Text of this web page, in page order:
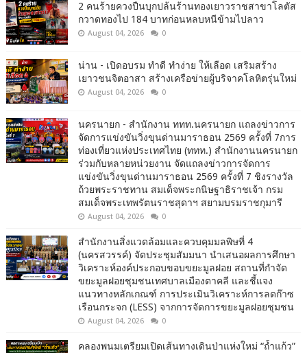
2 คนร้ายควงปืนบุกปล้นร้านทองเยาวราชสาขาโลตัส
กวาดทองไป 184 บาทก่อนหลบหนีข้ามไปลาว
August 04, 2026 0
น่าน - เปิดอบรม ทำดี ทำง่าย ให้เลือด เสริมสร้าง
เยาวชนจิตอาสา สร้างเครือข่ายผู้บริจาคโลหิตรุ่นใหม่
August 04, 2026 0
นครนายก - สำนักงาน ททท.นครนายก แถลงข่าวการ
จัดการแข่งขันวิ่งขุนด่านมาราธอน 2569 ครั้งที่ 7การ
ท่องเที่ยวแห่งประเทศไทย (ททท.) สำนักงานนครนายก
ร่วมกับหลายหน่วยงาน จัดแถลงข่าวการจัดการ
แข่งขันวิ่งขุนด่านมาราธอน 2569 ครั้งที่ 7 ชิงรางวัล
ถ้วยพระราชทาน สมเด็จพระกนิษฐาธิราชเจ้า กรม
สมเด็จพระเทพรัตนราชสุดาฯ สยามบรมราชกุมารี
August 04, 2026 0
สำนักงานสิ่งแวดล้อมและควบคุมมลพิษที่ 4
(นครสวรรค์) จัดประชุมสัมมนา นำเสนอผลการศึกษา
วิเคราะห์องค์ประกอบขอบขยะมูลฝอย สถานที่กำจัด
ขยะมูลฝอยชุมชนเทศบาลเมืองตาคลี และชี้แจง
แนวทางหลักเกณฑ์ การประเมินวิเคราะห์การลดก๊าซ
เรือนกระจก (LESS) จากการจัดการขยะมูลฝอยชุมชน
August 04, 2026 0
คลองพนมเตรียมเปิดเส้นทางเดินป่าแห่งใหม่ “ถ้ำแก้ว”